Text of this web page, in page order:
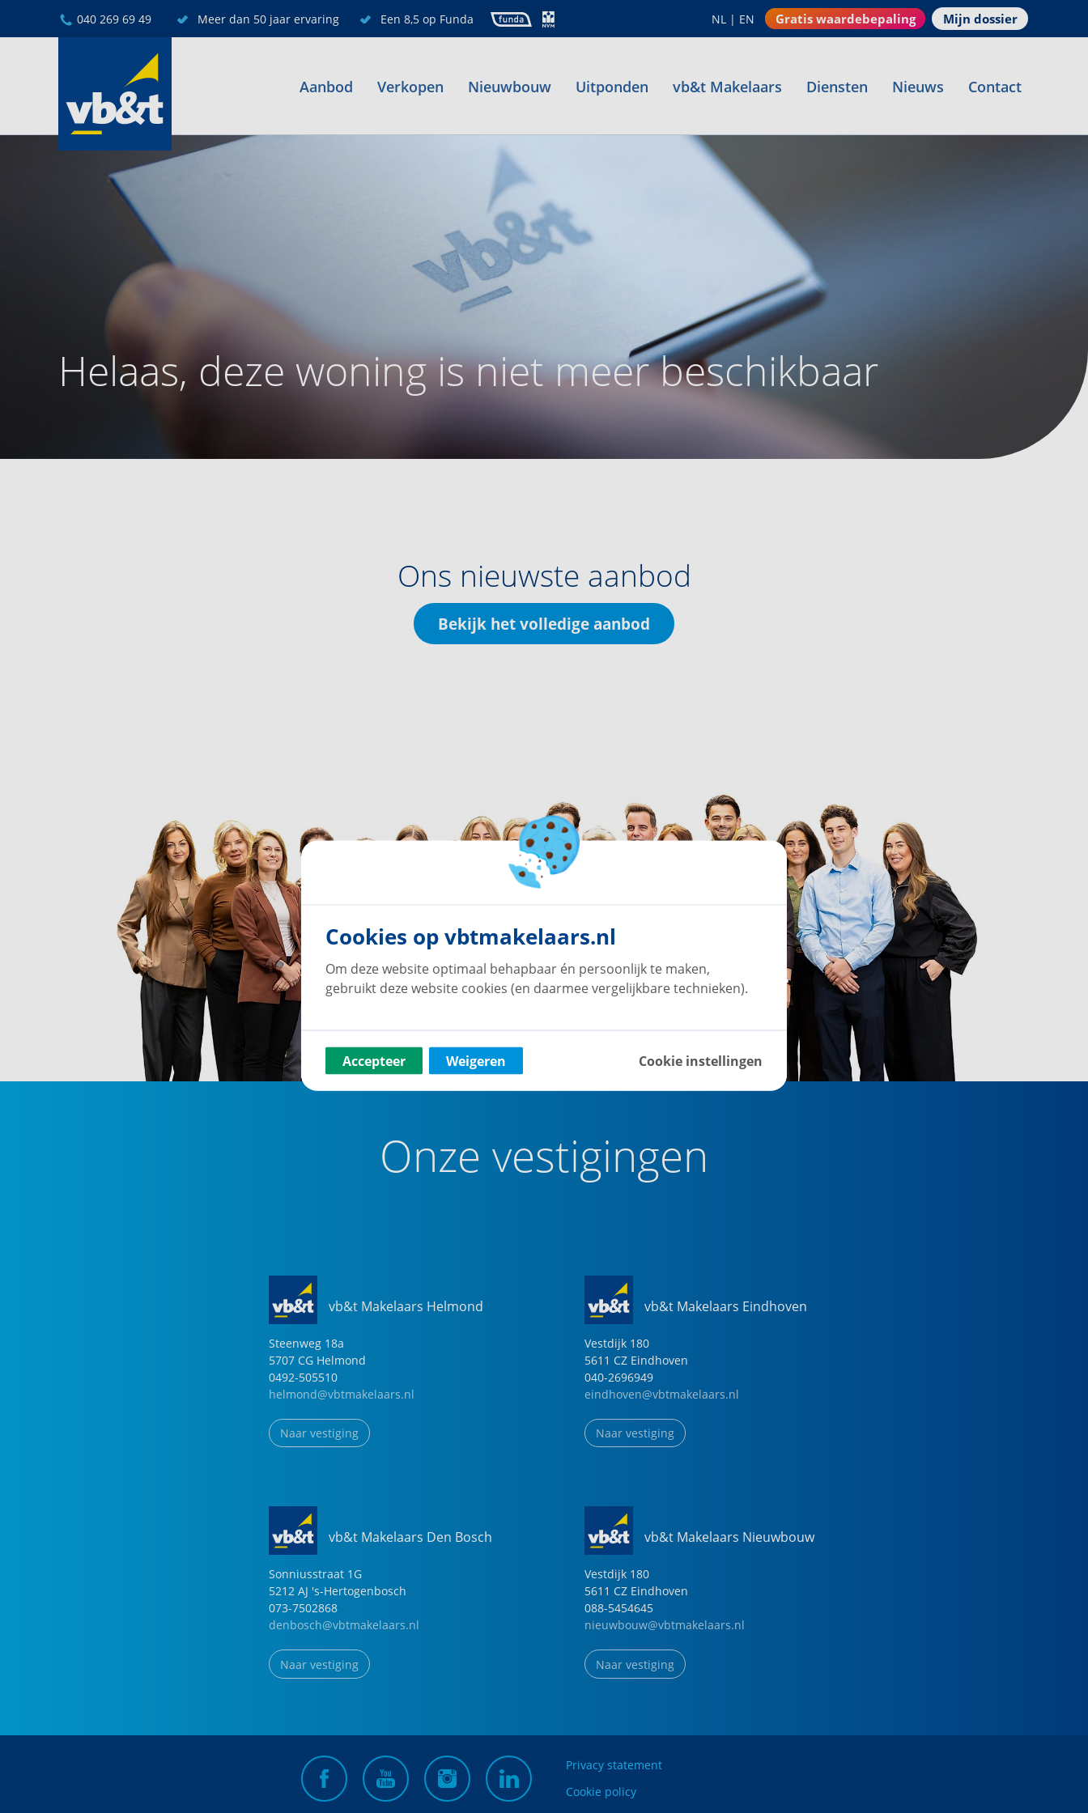
040 269 69 49 Meer dan 50 jaar ervaring Een 8,5 op Funda NL | EN Gratis waardebepaling Mijn dossier
Aanbod Verkopen Nieuwbouw Uitponden vb&t Makelaars Diensten Nieuws Contact
Helaas, deze woning is niet meer beschikbaar
Ons nieuwste aanbod
Bekijk het volledige aanbod
Onze vestigingen
vb&t Makelaars Helmond
Steenweg 18a
5707 CG Helmond
0492-505510
helmond@vbtmakelaars.nl
Naar vestiging
vb&t Makelaars Eindhoven
Vestdijk 180
5611 CZ Eindhoven
040-2696949
eindhoven@vbtmakelaars.nl
Naar vestiging
vb&t Makelaars Den Bosch
Sonniusstraat 1G
5212 AJ 's-Hertogenbosch
073-7502868
denbosch@vbtmakelaars.nl
Naar vestiging
vb&t Makelaars Nieuwbouw
Vestdijk 180
5611 CZ Eindhoven
088-5454645
nieuwbouw@vbtmakelaars.nl
Naar vestiging
Privacy statement
Cookie policy
Cookies op vbtmakelaars.nl
Om deze website optimaal behapbaar én persoonlijk te maken,
gebruikt deze website cookies (en daarmee vergelijkbare technieken).
Accepteer Weigeren Cookie instellingen